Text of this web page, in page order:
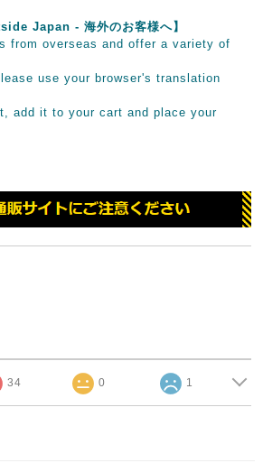
Japan - 海外のお客様へ】
from overseas and offer a variety of
use your browser's translation
add it to your cart and place your
34 0 1